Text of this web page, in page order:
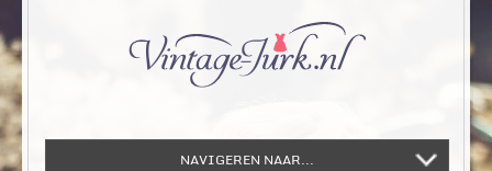
NAVIGEREN NAAR...